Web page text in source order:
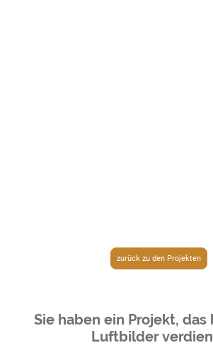
zurück zu den Projekten
Sie haben ein Projekt, das
Luftbilder